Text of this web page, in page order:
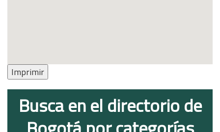
Imprimir
Busca en el directorio de